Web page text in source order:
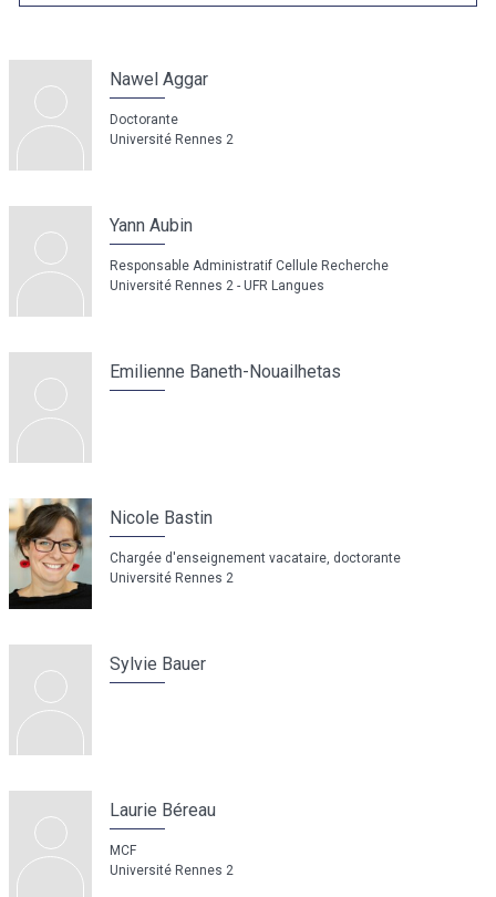
Nawel Aggar
Doctorante
Université Rennes 2
Yann Aubin
Responsable Administratif Cellule Recherche
Université Rennes 2 - UFR Langues
Emilienne Baneth-Nouailhetas
Nicole Bastin
Chargée d'enseignement vacataire, doctorante
Université Rennes 2
Sylvie Bauer
Laurie Béreau
MCF
Université Rennes 2